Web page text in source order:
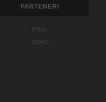
PARTENERI
FTMM
DONIC